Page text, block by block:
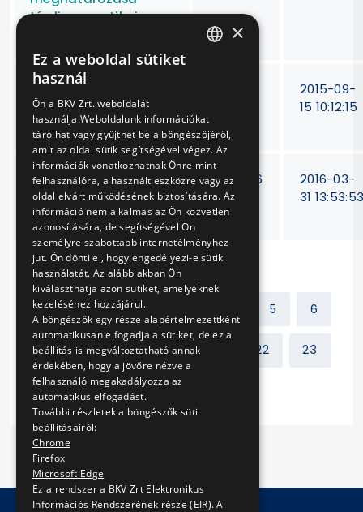
térdiagnosztikai
Háztartási és irodai
berendezések eseti
javítása
2015-09-
15 10:12:15
Nyomtatási és
borítékolási
tevékenység
V-155/16
2016-03-
31
Előző 1 5 6
7 8 9 10 22 23
×
Ez a weboldal sütiket
használ
Ön a BKV Zrt. weboldalát
használja.Weboldalunk információkat
tárolhat vagy gyűjthet be a böngészőjéről,
amit az oldal sütik segítségével végez. Az
információk vonatkozhatnak Önre mint
felhasználóra, a használt eszközre vagy az
oldal elvárt működésének biztosítására. Az
információ nem alkalmas az Ön közvetlen
azonosítására, de segítségével Ön
személyre szabottabb internetélményhez
jut. Ön dönti el, hogy engedélyezi-e sütik
használatát. Az alábbiakban Ön
kiválaszthatja azon sütiket, amelyeknek
kezeléséhez hozzájárul.
A böngészők egy része alapértelmezettként
automatikusan elfogadja a sütiket, de ez a
beállítás is megváltoztatható annak
érdekében, hogy a jövőre nézve a
felhasználó megakadályozza az
automatikus elfogadást.
További részletek a böngészők süti
beállításairól:
Chrome
Firefox
Microsoft Edge
Ez a rendszer a BKV Zrt Elektronikus
Információs Rendszerének része (EIR). A